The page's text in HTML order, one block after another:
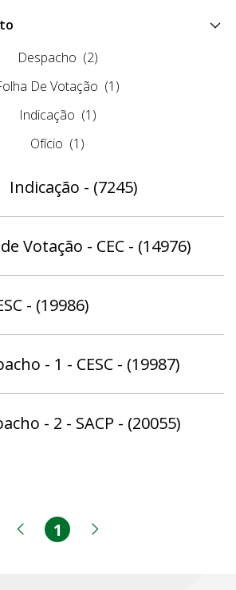
Despacho (2)
De Votação (1)
Indicação (1)
Ofício (1)
Indicação - (7245)
Votação - CEC - (14976)
- (19986)
- 1 - CESC - (19987)
- 2 - SACP - (20055)
Página anterior
Página
1